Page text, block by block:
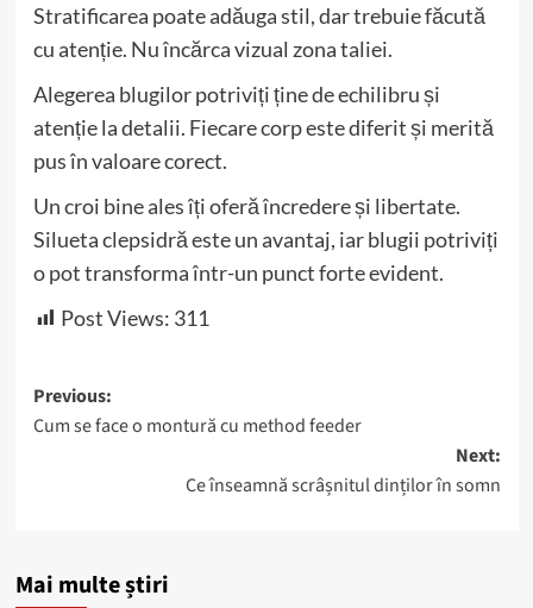
Stratificarea poate adăuga stil, dar trebuie făcută
cu atenție. Nu încărca vizual zona taliei.
Alegerea blugilor potriviți ține de echilibru și
atenție la detalii. Fiecare corp este diferit și merită
pus în valoare corect.
Un croi bine ales îți oferă încredere și libertate.
Silueta clepsidră este un avantaj, iar blugii potriviți
o pot transforma într-un punct forte evident.
Post Views: 311
Post
navigation
Previous:
Cum se face o montură cu method feeder
Next:
Ce înseamnă scrâșnitul dinților în somn
Mai multe știri